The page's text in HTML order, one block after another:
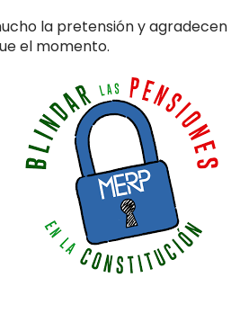
la pretensión y
el momento.